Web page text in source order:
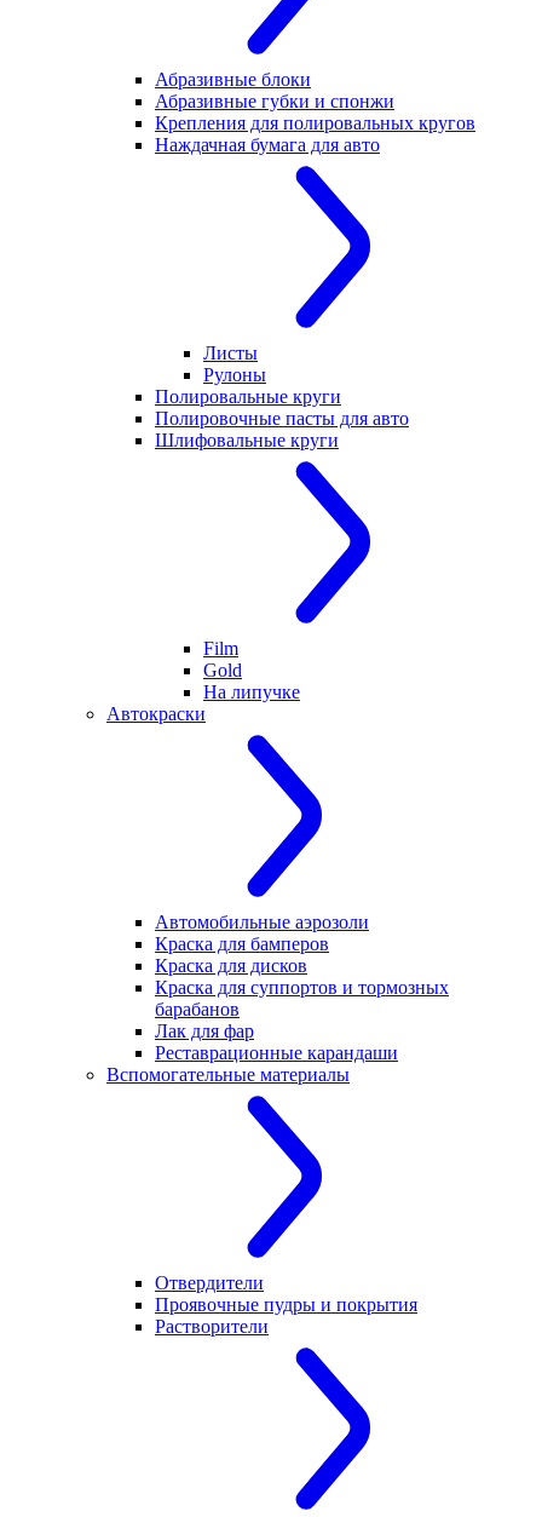
Абразивные блоки
Абразивные губки и спонжи
Крепления для полировальных кругов
Наждачная бумага для авто
Листы
Рулоны
Полировальные круги
Полировочные пасты для авто
Шлифовальные круги
Film
Gold
На липучке
Автокраски
Автомобильные аэрозоли
Краска для бамперов
Краска для дисков
Краска для суппортов и тормозных
барабанов
Лак для фар
Реставрационные карандаши
Вспомогательные материалы
Отвердители
Проявочные пудры и покрытия
Растворители